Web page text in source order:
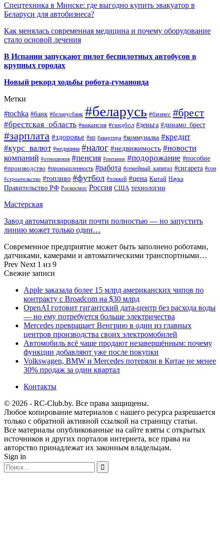
Спецтехника в Минске: где выгодно купить эвакуатор в
Беларуси для автобизнеса?
Как менялась современная медицина и почему оборудование
стало основой лечения
В Испании запускают пилот беспилотных автобусов в
крупных городах
Новый рекорд ходьбы робота-гуманоида
Метки
#tochka #банк #беларусбанк #беларусь #бизнес #брест
#брестская_область #вакансия #гандбол #деньга #динамо_брест
#зарплата #здоровье #ип #квартира #коммуналка #кредит
#курс_валют #медицина #налог #недвижимость #новости
компаний #отношения #пенсия #питание #подорожание #пособие
#производство #промышленность #работа #семейный_капитал #сигарета #сон
#строительство #топливо #футбол #хоккей #цена Китай Наука
Правительство РФ Роскосмос Россия США технологии
Мастерская
Завод автоматизировали почти полностью — но запустить
линию может только один…
Современное предприятие может быть заполнено роботами,
датчиками, камерами и автоматическими транспортными…
Prev Next 1 из 9
Свежие записи
Apple заказала более 15 млрд американских чипов по
контракту с Broadcom на $30 млрд
OpenAI готовит гигантский дата-центр без расхода воды
— но ему потребуется больше электричества
Mercedes превращает Венгрию в один из главных
центров производства своих электромобилей
Автомобиль всё чаще продают незавершённым: почему
функции добавляют уже после покупки
Volkswagen, BMW и Mercedes потеряли в Китае не менее
30% продаж за один квартал
Контакты
© 2026 - RC-Club.by. Все права защищены.
Любое копирование материалов с нашего ресурса разрешается
только с обратной активной ссылкой на страницу статьи.
Все материалы опубликованные на сайте взяты с открытых
источников и других порталов интернета, все права на
авторство принадлежат их законным владельцам.
Sign in